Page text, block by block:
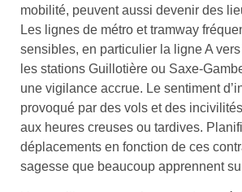
mobilité, peuvent aussi devenir des
Les lignes de métro et tramway
sensibles, en particulier la ligne A
les stations Guillotière ou Saxe-
une vigilance accrue. Le sentiment
provoqué par des vols et des
aux heures creuses ou tardives.
déplacements en fonction de ces
sagesse que beaucoup apprennent